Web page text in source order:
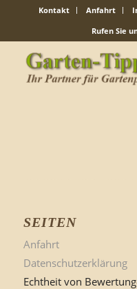
Kontakt Anfahrt
Rufen Sie
SEITEN
Anfahrt
Datenschutzerklärung
Echtheit von